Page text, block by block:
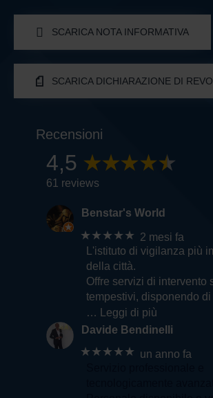
SCARICA NOTA INFORMATIVA
SCARICA DICHIARAZIONE DI
Recensioni
4,5
61 reviews
Benstar's World
★★★★★ 2 mesi fa
L'istituto di vigilanza più
della città.
Offre servizi di intervento
tempestivi, disponendo di
… Leggi di più
Davide Bendinelli
★★★★★ un anno fa